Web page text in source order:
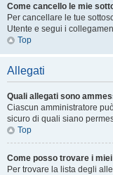
Come cancello le mie
Per cancellare le tue
Utente e segui i
Top
Allegati
Quali allegati sono
Ciascun amministratore
sicuro di quali siano
Top
Come posso trovare i
Per trovare la lista degli